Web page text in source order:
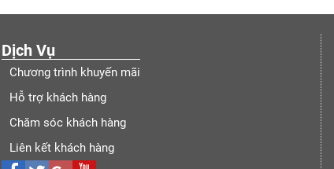
Dịch Vụ
Chương trình khuyến mãi
Hỗ trợ khách hàng
Chăm sóc khách hàng
Liên kết khách hàng